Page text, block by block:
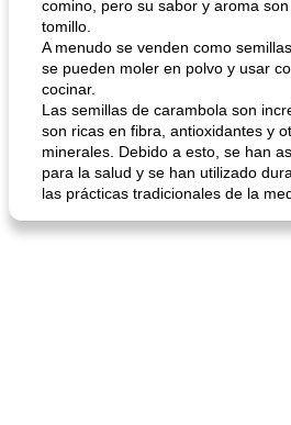
comino, pero su sabor y aroma
tomillo.
A menudo se venden como
se pueden moler en polvo y usar
cocinar.
Las semillas de carambola son
son ricas en fibra, antioxidantes y
minerales. Debido a esto, se han
para la salud y se han utilizado
las prácticas tradicionales de la